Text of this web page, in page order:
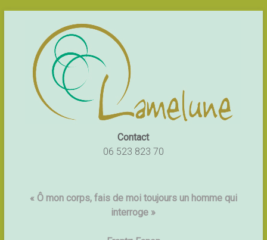
Contact
06 523 823 70
« Ô mon corps, fais de moi toujours un homme qui
interroge »